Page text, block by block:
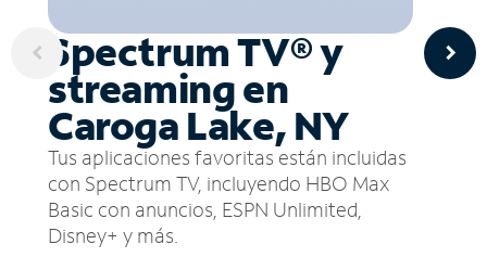
Spectrum TV® y
streaming en
Caroga Lake, NY
Tus aplicaciones favoritas están incluidas
con Spectrum TV, incluyendo HBO Max
Basic con anuncios, ESPN Unlimited,
Disney+ y más.